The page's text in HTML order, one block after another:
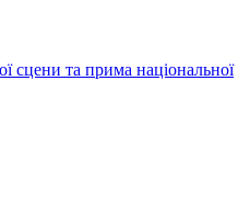
сцени та прима національної